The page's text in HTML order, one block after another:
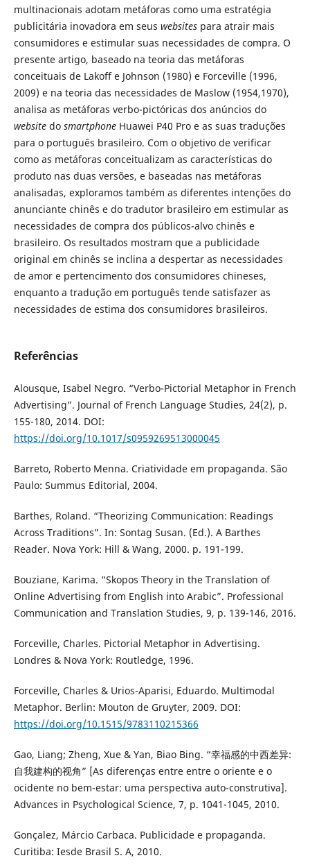
multinacionais adotam metáforas como uma estratégia
publicitária inovadora em seus websitespara atrair mais
consumidores e estimular suas necessidades de compra. O
presente artigo, baseado na teoria das metáforas
conceituais de Lakoff e Johnson (1980) e Forceville (1996,
2009) e na teoria das necessidades de Maslow (1954,1970),
analisa as metáforas verbo-pictóricas dos anúncios do
websitedo smartphoneHuawei P40 Pro e as suas traduções
para o português brasileiro. Com o objetivo de verificar
como as metáforas conceitualizam as características do
produto nas duas versões, e baseadas nas metáforas
analisadas, exploramos também as diferentes intenções do
anunciante chinês e do tradutor brasileiro em estimular as
necessidades de compra dos públicos-alvo chinês e
brasileiro. Os resultados mostram que a publicidade
original em chinês se inclina a despertar as necessidades
de amor e pertencimento dos consumidores chineses,
enquanto a tradução em português tende satisfazer as
necessidades de estima dos consumidores brasileiros.
Referências
Alousque, Isabel Negro. “Verbo-Pictorial Metaphor in French
Advertising”. Journal of French Language Studies, 24(2), p.
155-180, 2014. DOI:
https://doi.org/10.1017/s0959269513000045
Barreto, Roberto Menna. Criatividade em propaganda. São
Paulo: Summus Editorial, 2004.
Barthes, Roland. “Theorizing Communication: Readings
Across Traditions”. In: Sontag Susan. (Ed.). A Barthes
Reader. Nova York: Hill & Wang, 2000. p. 191-199.
Bouziane, Karima. “Skopos Theory in the Translation of
Online Advertising from English into Arabic”. Professional
Communication and Translation Studies, 9, p. 139-146, 2016.
Forceville, Charles. Pictorial Metaphor in Advertising.
Londres & Nova York: Routledge, 1996.
Forceville, Charles & Urios-Aparisi, Eduardo. Multimodal
Metaphor. Berlin: Mouton de Gruyter, 2009. DOI:
https://doi.org/10.1515/9783110215366
Gao, Liang; Zheng, Xue & Yan, Biao Bing. “幸福感的中西差异:
自我建构的视角” [As diferenças entre entre o oriente e o
ocidente no bem-estar: uma perspectiva auto-construtiva].
Advances in Psychological Science, 7, p. 1041-1045, 2010.
Gonçalez, Márcio Carbaca. Publicidade e propaganda.
Curitiba: Iesde Brasil S. A, 2010.